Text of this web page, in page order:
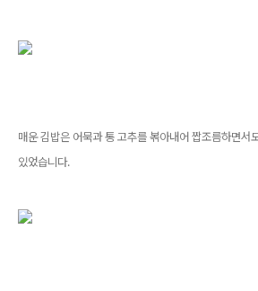
매운 김밥은 어묵과 통 고추를 볶아내어 짭조름하면서
있었습니다.